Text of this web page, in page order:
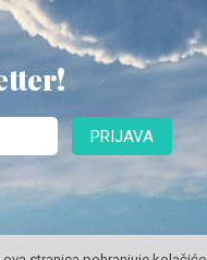
PRIJAVA